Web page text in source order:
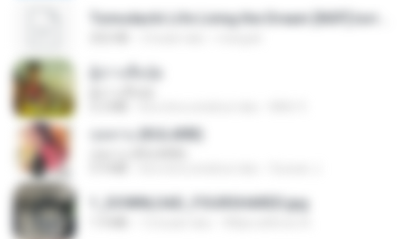
กุหลาบ (KULARB)
1_DOWNLOAD_FOURSHARED.jpg